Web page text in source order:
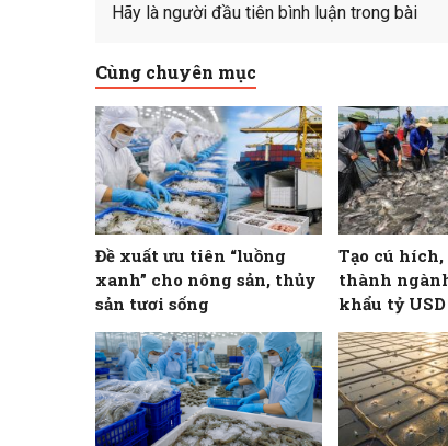
Hãy là người đầu tiên bình luận trong bài
Cùng chuyên mục
Đề xuất ưu tiên “luồng
xanh” cho nông sản, thủy
sản tươi sống
Tạo cú
thành
khẩu tỷ USD